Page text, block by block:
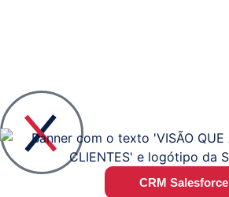
Voltar
Quem
Voltar
Visão
CRM Salesforce